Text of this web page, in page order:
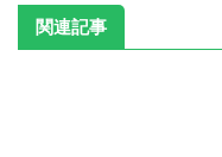
関連記事